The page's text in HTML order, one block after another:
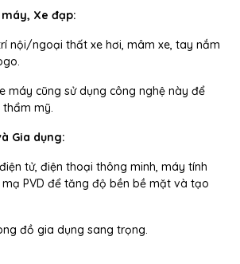
Xe đạp:
nội/ngoại thất xe hơi, mâm xe, tay nắm
máy cũng sử dụng công nghệ này để
mỹ.
Gia dụng:
tử, điện thoại thông minh, máy tính
PVD để tăng độ bền bề mặt và tạo
đồ gia dụng sang trọng.